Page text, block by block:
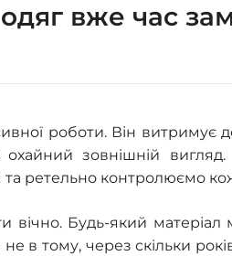
вже час
роботи. Він витримує
охайний зовнішній
та ретельно контролюємо
Будь-який матеріал
в тому, через скільки